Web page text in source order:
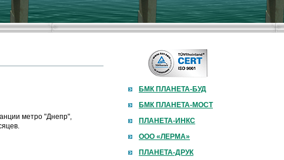
метро "Днепр",
БМК ПЛАНЕТА-БУД
БМК ПЛАНЕТА-МОСТ
ПЛАНЕТА-ИНКС
ООО «ЛЕРМА»
ПЛАНЕТА-ДРУК